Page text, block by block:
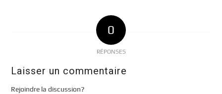
0
RÉPONSES
Laisser un commentaire
Rejoindre la discussion?